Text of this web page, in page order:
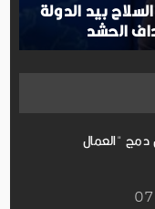
بيد الدولة
الحشد
دمج "العمال